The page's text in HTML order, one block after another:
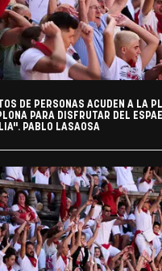
DE PERSONAS ACUDEN A LA
PARA DISFRUTAR DEL
PABLO LASAOSA